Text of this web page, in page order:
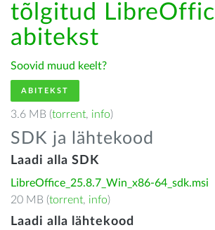
tõlgitud
abitekst
Soovid muud keelt?
ABITEKST
3.6 MB (torrent, info)
SDK ja lähtekood
Laadi alla SDK
LibreOffice_25.8.7_Win_x86-64_sdk.msi
20 MB (torrent, info)
Laadi alla lähtekood